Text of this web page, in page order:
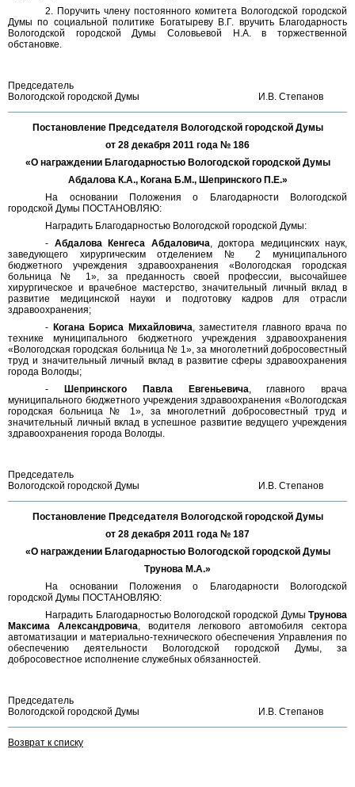
2. Поручить члену постоянного комитета Вологодской городской
Думы по социальной политике Богатыреву В.Г. вручить Благодарность
Вологодской городской Думы Соловьевой Н.А. в торжественной
обстановке.
Председатель
Вологодской городской Думы
И.В. Степанов
Постановление Председателя Вологодской городской Думы
от 28 декабря 2011 года № 186
«О награждении Благодарностью Вологодской городской Думы
Абдалова К.А., Когана Б.М., Шепринского П.Е.»
На основании Положения о Благодарности Вологодской
городской Думы ПОСТАНОВЛЯЮ:
Наградить Благодарностью Вологодской городской Думы:
- Абдалова Кенгеса Абдаловича, доктора медицинских наук,
заведующего хирургическим отделением № 2 муниципального
бюджетного учреждения здравоохранения «Вологодская городская
больница № 1», за преданность своей профессии, высочайшее
хирургическое и врачебное мастерство, значительный личный вклад в
развитие медицинской науки и подготовку кадров для отрасли
здравоохранения;
- Когана Бориса Михайловича, заместителя главного врача по
технике муниципального бюджетного учреждения здравоохранения
«Вологодская городская больница № 1», за многолетний добросовестный
труд и значительный личный вклад в развитие сферы здравоохранения
города Вологды;
-
Шепринского Павла Евгеньевича, главного врача
муниципального бюджетного учреждения здравоохранения «Вологодская
городская больница № 1», за многолетний добросовестный труд и
значительный личный вклад в успешное развитие ведущего учреждения
здравоохранения города Вологды.
Председатель
Вологодской городской Думы
И.В. Степанов
Постановление Председателя Вологодской городской Думы
от 28 декабря 2011 года № 187
«О награждении Благодарностью Вологодской городской Думы
Трунова М.А.»
На основании Положения о Благодарности Вологодской
городской Думы ПОСТАНОВЛЯЮ:
Наградить Благодарностью Вологодской городской Думы Трунова
Максима Александровича, водителя легкового автомобиля сектора
автоматизации и материально-технического обеспечения Управления по
обеспечению деятельности Вологодской городской Думы, за
добросовестное исполнение служебных обязанностей.
Председатель
Вологодской городской Думы
И.В. Степанов
Возврат к списку